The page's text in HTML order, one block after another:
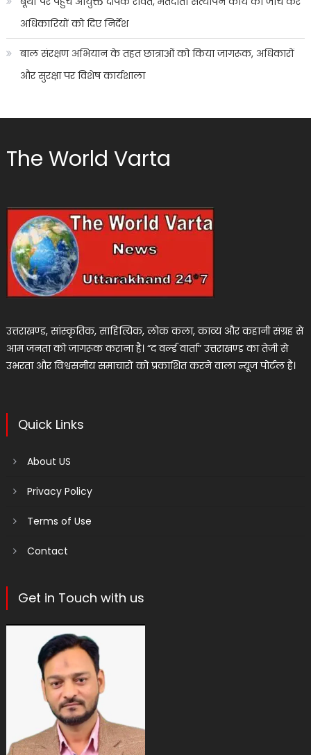
अधिकारियों को दिए निर्देश
बाल संरक्षण अभियान के तहत छात्राओं को किया जागरूक, अधिकारों
और सुरक्षा पर विशेष कार्यशाला
The World Varta
उत्तराखण्ड, सांस्कृतिक, साहित्यिक, लोक कला, काव्य और कहानी संग्रह से
आम जनता को जागरूक कराना है। “द वर्ल्ड वार्ता” उत्तराखण्ड का तेजी से
उभरता और विश्वसनीय समाचारों को प्रकाशित करने वाला न्यूज पोर्टल है।
Quick Links
About US
Privacy Policy
Terms of Use
Contact
Get in Touch with us